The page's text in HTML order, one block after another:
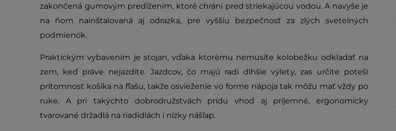
zakončená gumovým predĺžením, ktoré chráni pred striekajúcou vodou. A navyše je
na ňom nainštalovaná aj odrazka, pre vyššiu bezpečnosť za zlých svetelných
podmienok.
Praktickým vybavením je stojan, vďaka ktorému nemusíte kolobežku odkladať na
zem, keď práve nejazdíte. Jazdcov, čo majú radi dlhšie výlety, zas určite poteší
prítomnosť košíka na fľašu, takže osvieženie vo forme nápoja tak môžu mať vždy po
ruke. A pri takýchto dobrodružstvách prídu vhod aj príjemné, ergonomicky
tvarované držadlá na riadidlách i nízky nášľap.